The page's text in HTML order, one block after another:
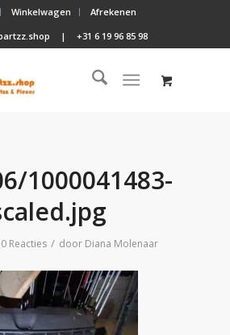
Winkelwagen
Afrekenen
| +31 6 19 96 85 98
1000041483-
0 Reacties / door Diana Molenaar